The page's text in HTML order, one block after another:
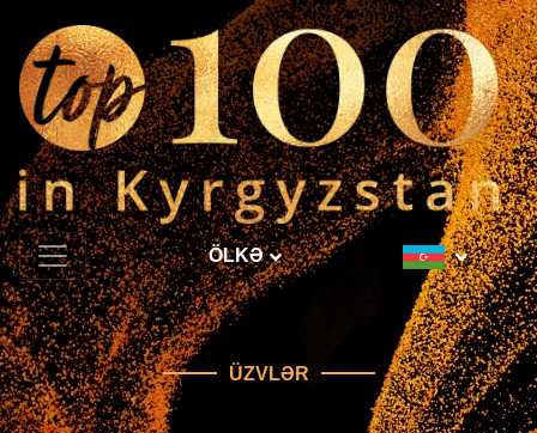
ÖLKƏ
ÜZVLƏR